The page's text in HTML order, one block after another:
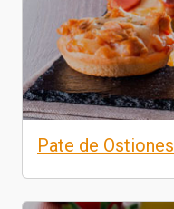
Pate de Ostiones